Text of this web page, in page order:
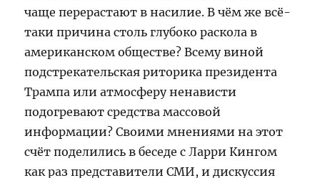
чаще перерастают в насилие. В чём же всё-
таки причина столь глубоко раскола в
американском обществе? Всему виной
подстрекательская риторика президента
Трампа или атмосферу ненависти
подогревают средства массовой
информации? Своими мнениями на этот
счёт поделились в беседе с Ларри Кингом
как раз представители СМИ, и дискуссия